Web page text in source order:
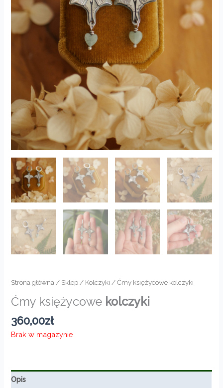
Strona główna / Sklep / Kolczyki / Ćmy księżycowe kolczyki
Ćmy księżycowe kolczyki
360,00zł
Brak w magazynie
Opis